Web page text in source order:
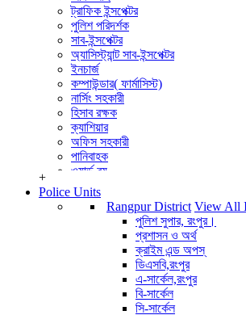
ট্রাফিক ইন্সপেক্টর
পুলিশ পরিদর্শক
সাব-ইন্সপেক্টর
অ্যাসিস্ট্যান্ট সাব-ইন্সপেক্টর
ইনচার্জ
কম্পাউন্ডার( ফার্মাসিস্ট)
নার্সিং সহকারী
হিসাব রক্ষক
ক্যাশিয়ার
অফিস সহকারী
পানিবাহক
ওয়ার্ড বয়
বার্বুচী
পুলিশ পরিদর্শক (তদন্ত)
পুলিশ পরিদর্শক (অপারেশন)
অপারেটর সাইবার ক্রাইম
View All Info
+
Police Units
Rangpur District View All
পুলিশ সুপার, রংপুর।
প্রশাসন ও অর্থ
ক্রাইম এন্ড অপস্
ডিএসবি,রংপুর
এ-সার্কেল,রংপুর
বি-সার্কেল
সি-সার্কেল